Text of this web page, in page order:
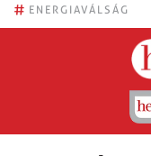
# ENERGIAVÁLSÁG